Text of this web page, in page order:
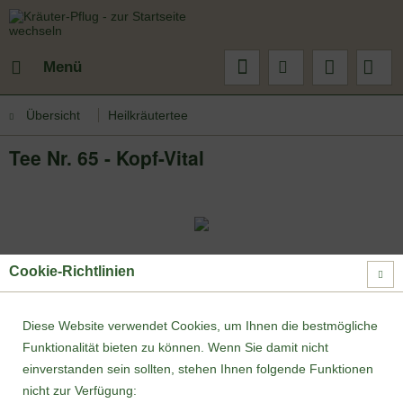
Menü
Übersicht Heilkräutertee
Tee Nr. 65 - Kopf-Vital
Cookie-Richtlinien
Diese Website verwendet Cookies, um Ihnen die bestmögliche
Funktionalität bieten zu können. Wenn Sie damit nicht
einverstanden sein sollten, stehen Ihnen folgende Funktionen
nicht zur Verfügung: